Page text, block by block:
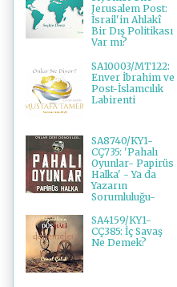
Jerusalem Post:
İsrail'in Ahlakî
Bir Dış Politikası
Var mı?
SA10003/MT122:
Enver İbrahim ve
Post-İslamcılık
Labirenti
SA8740/KY1-
CÇ735: 'Pahalı
Oyunlar- Papirüs
Halka' - Ya da
Yazarın
Sorumluluğu-
SA4159/KY1-
CÇ385: İç Savaş
Ne Demek?